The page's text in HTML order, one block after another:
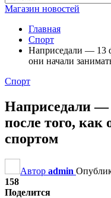
Магазин новостей
Главная
Спорт
Наприседали — 13
они начали
Спорт
Наприседали —
после того, как
спортом
Автор admin
158
Поделится